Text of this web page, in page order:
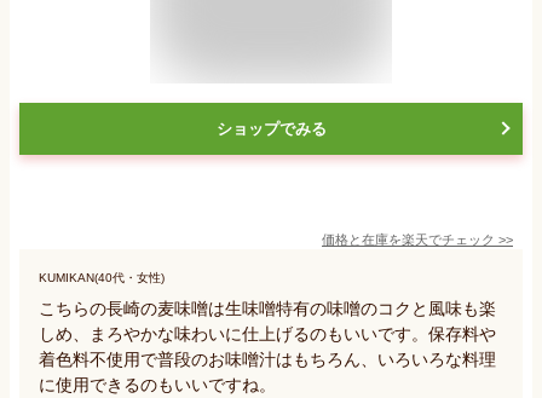
ショップでみる
価格と在庫を楽天でチェック >>
KUMIKAN(40代・女性)
こちらの長崎の麦味噌は生味噌特有の味噌のコクと風味も楽
しめ、まろやかな味わいに仕上げるのもいいです。保存料や
着色料不使用で普段のお味噌汁はもちろん、いろいろな料理
に使用できるのもいいですね。